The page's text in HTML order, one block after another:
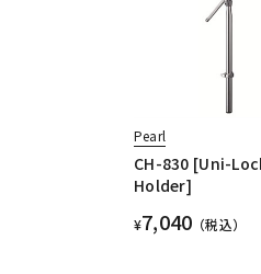
Pearl
CH-830 [Uni-
Holder]
¥7,040 （税込）